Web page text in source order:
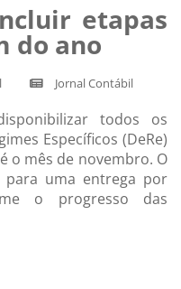
etapas
do ano
Jornal Contábil
todos os
Específicos (DeRe)
o mês de novembro. O
para uma entrega por
o progresso das